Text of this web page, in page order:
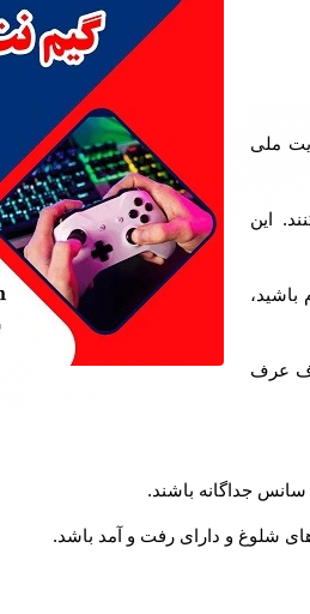
ملی
این
را داشته باشید. اگر زیر 18 سال تمام باشید،
عرف
سانس جداگانه باشند.
شلوغ و دارای رفت و آمد باشد.